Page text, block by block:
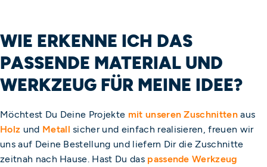
WIE ERKENNE ICH DAS
PASSENDE MATERIAL UND
WERKZEUG FÜR MEINE IDEE?
Möchtest Du Deine Projekte mit unseren Zuschnitten aus
Holz und Metall sicher und einfach realisieren, freuen wir
uns auf Deine Bestellung und liefern Dir die Zuschnitte
zeitnah nach Hause. Hast Du das passende Werkzeug